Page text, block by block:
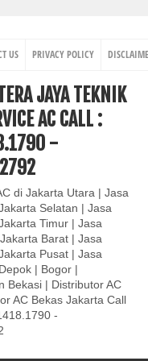
US PRIVACY POLICY
JAYA TEKNIK
AC CALL :
-
di Jakarta Utara | Jasa
Selatan | Jasa
Timur | Jasa
Barat | Jasa
Pusat | Jasa
| Bogor |
Bekasi | Distributor AC
AC Bekas Jakarta Call
-